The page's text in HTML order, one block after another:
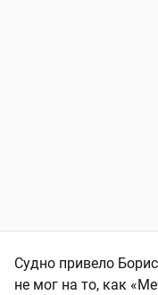
Судно привело
не мог на то, как